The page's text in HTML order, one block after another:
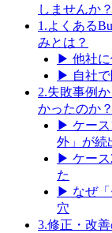
しませんか？
1.よくある
みとは？
▶ 他社に
▶ 自社で
2.失敗事例
かったのか？
▶ ケース
外」が続
▶ ケース
た
▶ なぜ「
穴
3.修正・改